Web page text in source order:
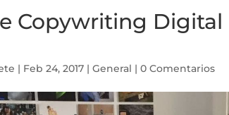
Copywriting
| Feb 24, 2017 |General |0 Comentarios